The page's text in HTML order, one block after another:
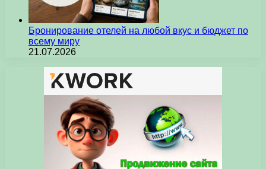
Бронирование отелей на любой вкус и бюджет по
всему миру
21.07.2026